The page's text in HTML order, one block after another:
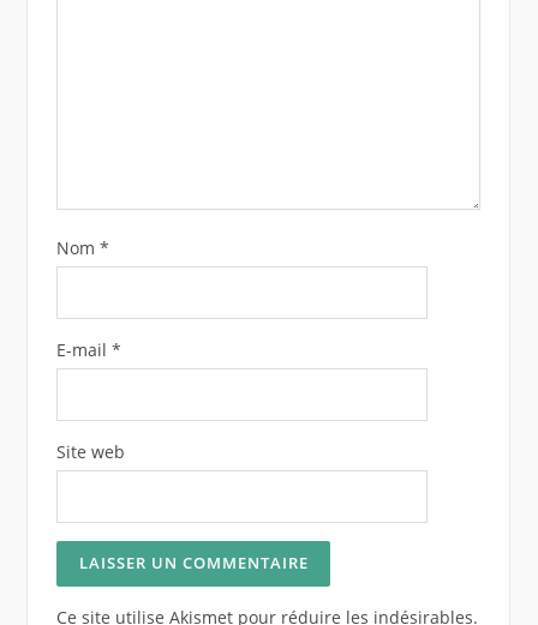
Nom *
E-mail *
Site web
Ce site utilise Akismet pour réduire les indésirables.